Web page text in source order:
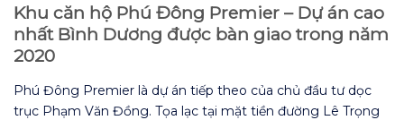
Khu căn hộ Phú Đông Premier – Dự án cao
nhất Bình Dương được bàn giao trong năm
2020
Phú Đông Premier là dự án tiếp theo của chủ đầu tư dọc
trục Phạm Văn Đồng. Tọa lạc tại mặt tiền đường Lê Trọng